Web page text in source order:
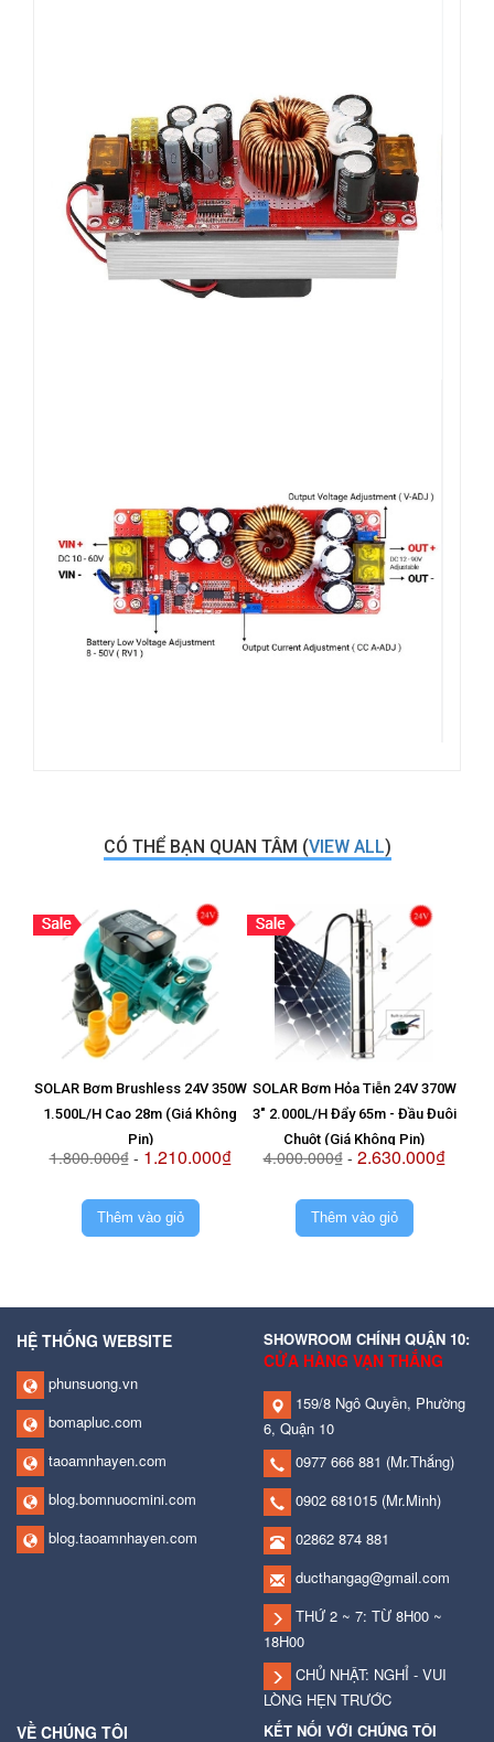
CÓ THỂ BẠN QUAN TÂM (VIEW ALL)
SOLAR Bơm Brushless 24V 350W
1.500L/H Cao 28m (Giá Không
Pin)
1.800.000₫- 1.210.000₫
Thêm vào giỏ
SOLAR Bơm Hỏa Tiễn 24V 370W
3" 2.000L/H Đẩy 65m - Đầu Đuôi
Chuột (Giá Không Pin)
4.000.000₫- 2.630.000₫
Thêm vào giỏ
HỆ THỐNG WEBSITE
phunsuong.vn
bomapluc.com
taoamnhayen.com
blog.bomnuocmini.com
blog.taoamnhayen.com
SHOWROOM CHÍNH QUẬN 10:
CỬA HÀNG VẠN THẮNG
159/8 Ngô Quyền, Phường
6, Quận 10
0977 666 881 (Mr.Thắng)
0902 681015 (Mr.Minh)
02862 874 881
ducthangag@gmail.com
THỨ 2 ~ 7: TỪ 8H00 ~
18H00
CHỦ NHẬT: NGHỈ - VUI
LÒNG HẸN TRƯỚC
VỀ CHÚNG TÔI KẾT NỐI VỚI CHÚNG TÔI